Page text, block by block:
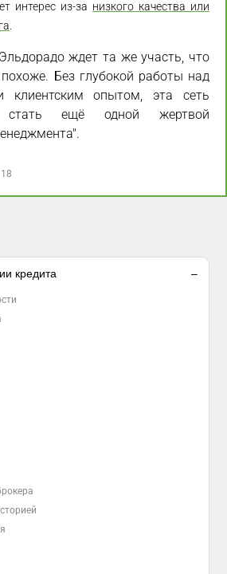
интерес из-за низкого качества или
ждет та же участь, что
Без глубокой работы над
клиентским опытом, эта сеть
ещё одной жертвой
кредита